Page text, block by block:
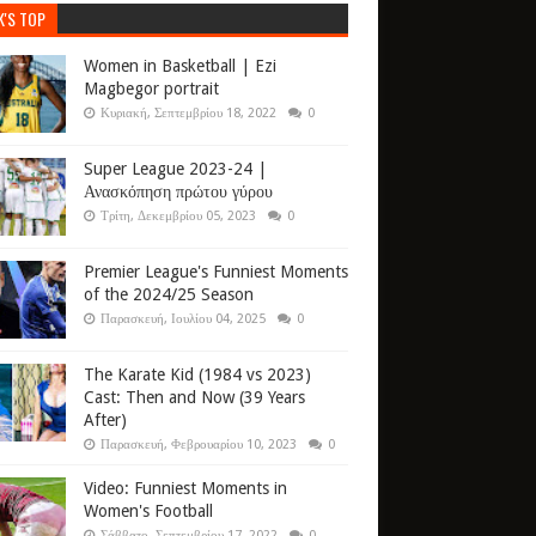
TOP
Women in Basketball | Ezi
Magbegor portrait
Κυριακή, Σεπτεμβρίου 18, 2022 0
Super League 2023-24 |
Ανασκόπηση πρώτου γύρου
Τρίτη, Δεκεμβρίου 05, 2023 0
Premier League's Funniest Moments
of the 2024/25 Season
Παρασκευή, Ιουλίου 04, 2025 0
The Karate Kid (1984 vs 2023)
Cast: Then and Now (39 Years
After)
Παρασκευή, Φεβρουαρίου 10, 2023 0
Video: Funniest Moments in
Women's Football